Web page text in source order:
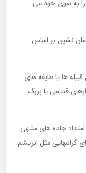
را به سوی خود می
نشین بر اساس
ها یا طایفه های
قدیمی یا بزرگ
جاده های منتهی
گرانبهایی مثل ابریشم